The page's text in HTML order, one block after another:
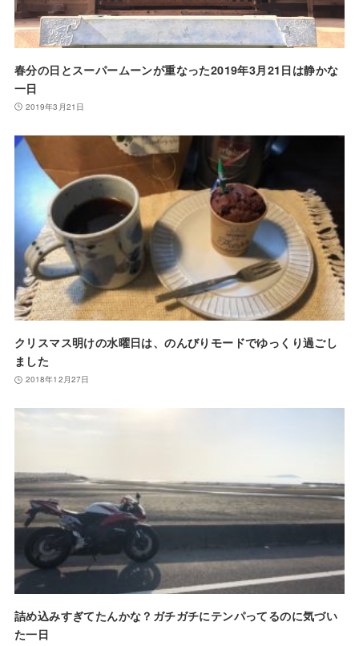
春分の日とスーパームーンが重なった2019年3月21日は静かな
一日
2019年3月21日
クリスマス明けの水曜日は、のんびりモードでゆっくり過ごし
ました
2018年12月27日
詰め込みすぎてたんかな？ガチガチにテンパってるのに気づい
た一日